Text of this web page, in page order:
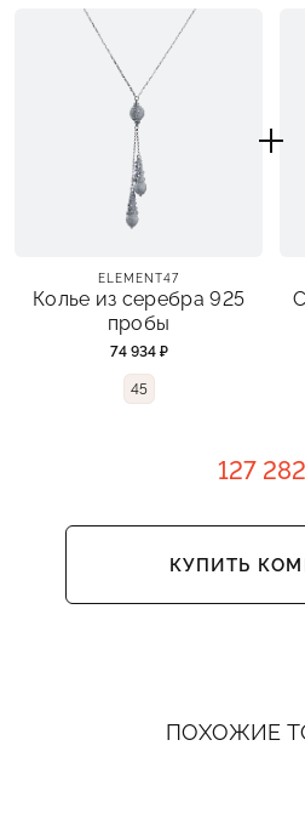
ELEMENT47
Колье из серебра 925
пробы
74 934 ₽
45
127
КУПИТЬ
ПОХОЖИЕ